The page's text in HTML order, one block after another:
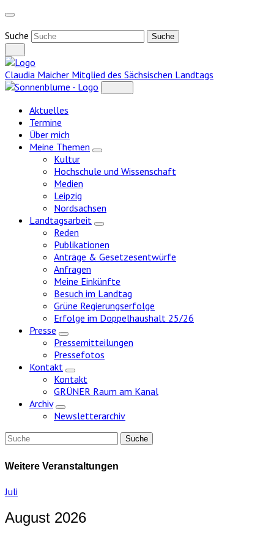
Weiter
Inhalt
Suche
Claudia Maicher Mitglied des Sächsischen Landtags
Aktuelles
Termine
Über mich
Meine Themen
Zeige
Kultur
Hochschule und Wissenschaft
Medien
Leipzig
Nordsachsen
Landtagsarbeit
Zeige
Reden
Publikationen
Anträge & Gesetzesentwürfe
Anfragen
Meine Einkünfte
Besuch im Landtag
Grüne Regierungserfolge
Erfolge im Doppelhaushalt 25/26
Presse
Zeige
Untermenü
Pressemitteilungen
Pressefotos
Kontakt
Zeige
Untermenü
Kontakt
GRÜNER Raum am Kanal
Archiv
Zeige
Untermenü
Newsletterarchiv
Weitere Veranstaltungen
Juli
August 2026